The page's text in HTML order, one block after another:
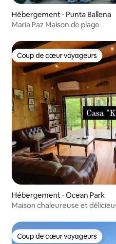
Hébergement ⋅ Punta Ballena
Maria Paz Maison de plage
Coup de cœur voyageurs
Coup de cœur voyageurs
Hébergement ⋅ Ocean Park
Maison chaleureuse et
Coup de cœur voyageurs
Coup de cœur voyageurs